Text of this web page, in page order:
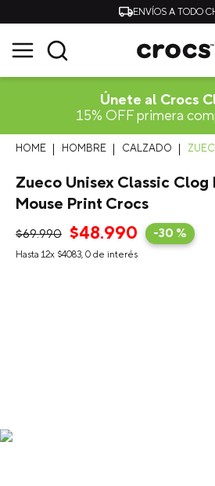
ENVÍOS A TODO
Únete al Crocs
15% OFF primera
HOMBRE CALZADO
Zueco Unisex Classic Clog
Mouse Print Crocs
$69.990 $48.990 -30 %
Hasta 12x $4083, 0 de interés